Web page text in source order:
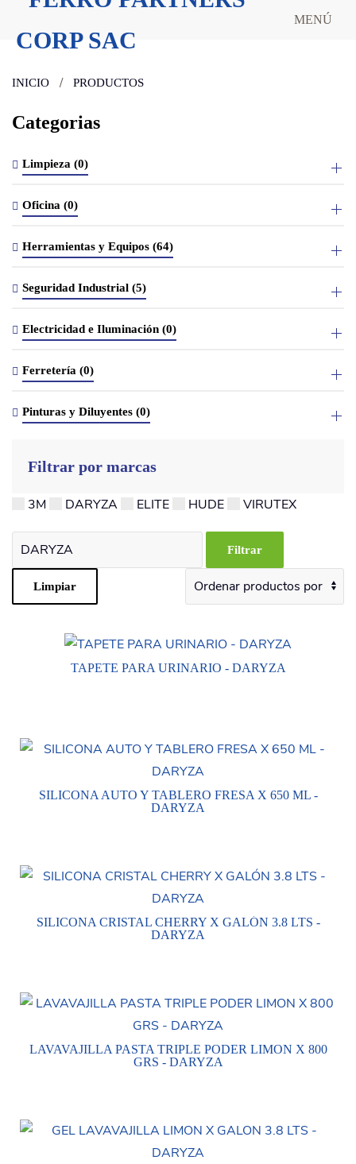
MENÚ
INICIO PRODUCTOS
Categorias
Limpieza (0)
Oficina (0)
Herramientas y Equipos (64)
Seguridad Industrial (5)
Electricidad e Iluminación (0)
Ferretería (0)
Pinturas y Diluyentes (0)
Filtrar por marcas
3M DARYZA ELITE HUDE VIRUTEX
TAPETE PARA URINARIO - DARYZA
SILICONA AUTO Y TABLERO FRESA X 650 ML -
DARYZA
SILICONA CRISTAL CHERRY X GALÓN 3.8 LTS -
DARYZA
LAVAVAJILLA PASTA TRIPLE PODER LIMON X 800
GRS - DARYZA